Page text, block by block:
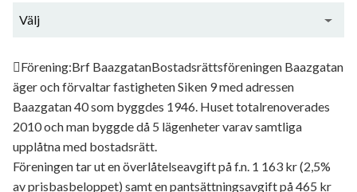
Välj
Förening:Brf BaazgatanBostadsrättsföreningen Baazgatan
äger och förvaltar fastigheten Siken 9 med adressen
Baazgatan 40 som byggdes 1946. Huset totalrenoverades
2010 och man byggde då 5 lägenheter varav samtliga
upplåtna med bostadsrätt.
Föreningen tar ut en överlåtelseavgift på f.n. 1 163 kr (2,5%
av prisbasbeloppet) samt en pantsättningsavgift på 465 kr